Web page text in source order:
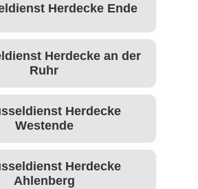
Herdecke Ende
Herdecke an der
Ruhr
Herdecke
Westende
Herdecke
Ahlenberg